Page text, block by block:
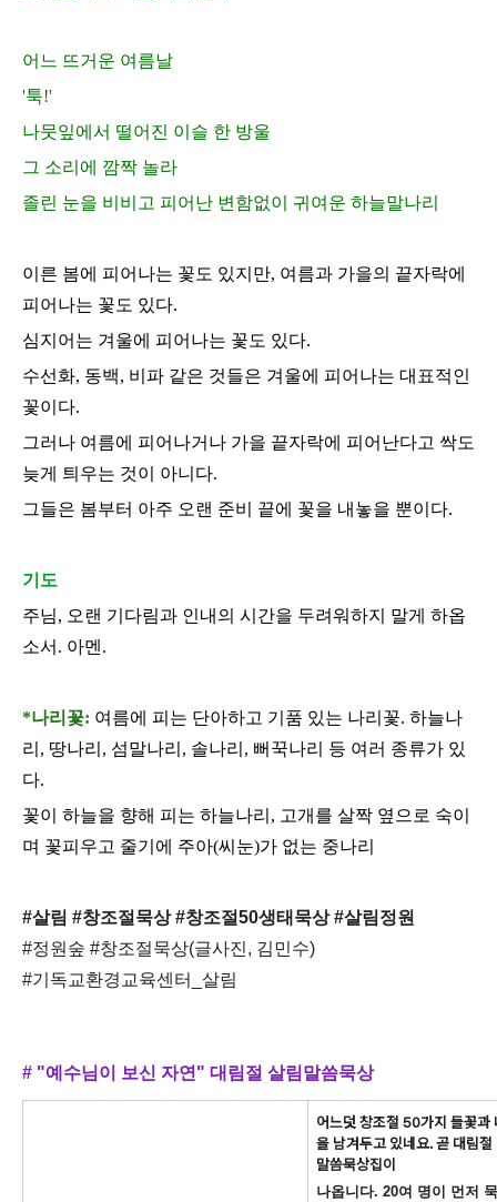
어느 뜨거운 여름날
'툭!'
나뭇잎에서 떨어진 이슬 한 방울
그 소리에 깜짝 놀라
졸린 눈을 비비고 피어난 변함없이 귀여운 하늘말나리
이른 봄에 피어나는 꽃도 있지만, 여름과 가을의 끝자락에
피어나는 꽃도 있다.
심지어는 겨울에 피어나는 꽃도 있다.
수선화, 동백, 비파 같은 것들은 겨울에 피어나는 대표적인
꽃이다.
그러나 여름에 피어나거나 가을 끝자락에 피어난다고 싹도
늦게 틔우는 것이 아니다.
그들은 봄부터 아주 오랜 준비 끝에 꽃을 내놓을 뿐이다.
기도
주님, 오랜 기다림과 인내의 시간을 두려워하지 말게 하옵
소서 . 아멘 .
*나리꽃: 여름에 피는 단아하고 기품 있는 나리꽃. 하늘나
리 , 땅나리 , 섬말나리 , 솔나리 , 뻐꾹나리 등 여러 종류가 있
다.
꽃이 하늘을 향해 피는 하늘나리 , 고개를 살짝 옆으로 숙이
며 꽃피우고 줄기에 주아(씨눈)가 없는 중나리
#살림 #창조절묵상 #창조절50생태묵상 #살림정원
#정원숲 #창조절묵상(글사진, 김민수)
#기독교환경교육센터_살림
# "예수님이 보신 자연" 대림절 살림말씀묵상
어느덧 창조절 50가지 들꽃과
을 남겨두고 있네요.곧 대림절
말씀묵상집이
나옵니다. 20여 명이 먼저